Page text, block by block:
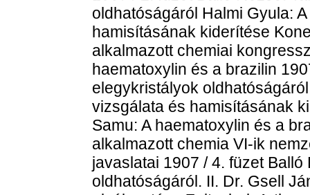
oldhatóságáról Halmi Gyula:
hamisításának kiderítése
alkalmazott chemiai
haematoxylin és a brazilin
elegykristályok
vizsgálata és hamisításának
Samu: A haematoxylin és a
alkalmazott chemia VI-ik
javaslatai 1907 / 4. füzet
oldhatóságáról. II. Dr. Gsell